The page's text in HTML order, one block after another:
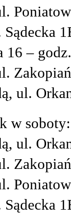
16 –
ul.
w soboty:
ul.